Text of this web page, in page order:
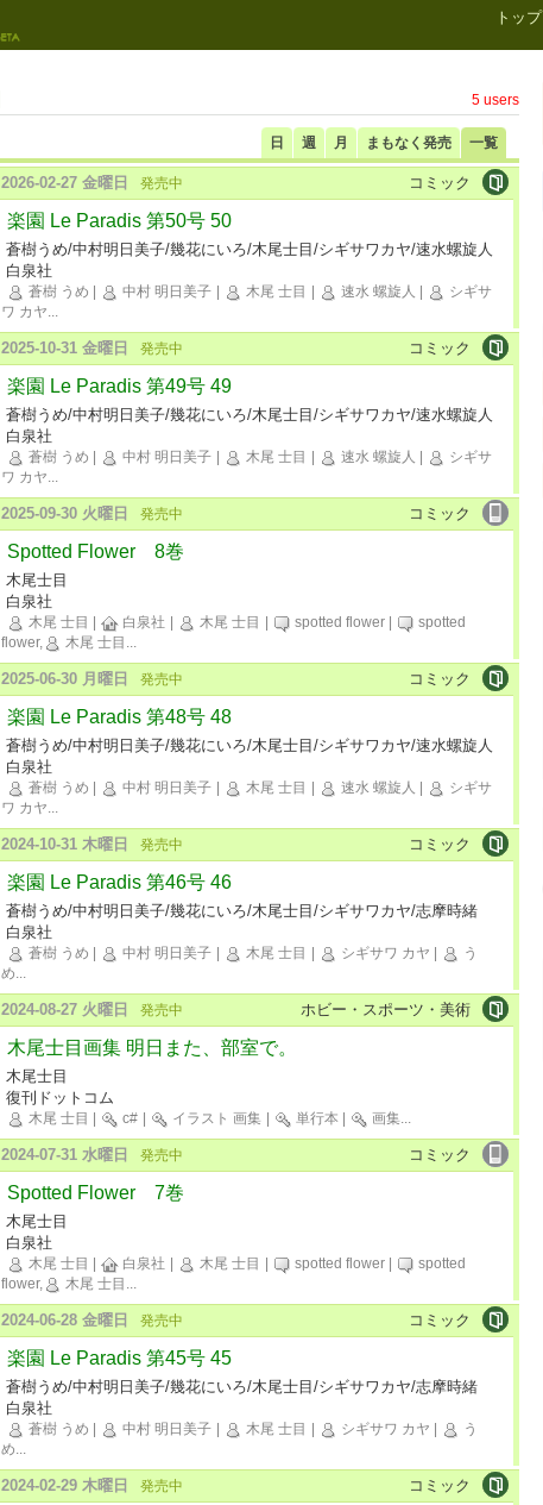
トップ
5 users
日 週 月 まもなく発売 一覧
コミック
2026-02-27 金曜日 発売中
楽園 Le Paradis 第50号 50
蒼樹うめ/中村明日美子/幾花にいろ/木尾士目/シギサワカヤ/速水螺旋人
白泉社
蒼樹 うめ 中村 明日美子 木尾 士目 速水 螺旋人
シギサ
ワ カヤ...
コミック
2025-10-31 金曜日 発売中
楽園 Le Paradis 第49号 49
蒼樹うめ/中村明日美子/幾花にいろ/木尾士目/シギサワカヤ/速水螺旋人
白泉社
蒼樹 うめ 中村 明日美子 木尾 士目 速水 螺旋人
シギサ
ワ カヤ...
コミック
2025-09-30 火曜日 発売中
Spotted Flower 8巻
木尾士目
白泉社
木尾 士目 白泉社 木尾 士目 spotted flower
spotted
flower,
木尾 士目 ...
コミック
2025-06-30 月曜日 発売中
楽園 Le Paradis 第48号 48
蒼樹うめ/中村明日美子/幾花にいろ/木尾士目/シギサワカヤ/速水螺旋人
白泉社
蒼樹 うめ 中村 明日美子 木尾 士目 速水 螺旋人
シギサ
ワ カヤ...
コミック
2024-10-31 木曜日 発売中
楽園 Le Paradis 第46号 46
蒼樹うめ/中村明日美子/幾花にいろ/木尾士目/シギサワカヤ/志摩時緒
白泉社
蒼樹 うめ 中村 明日美子 木尾 士目 シギサワ カヤ
う
め...
ホビー・スポーツ・美術
2024-08-27 火曜日 発売中
木尾士目画集 明日また、部室で。
木尾士目
復刊ドットコム
木尾 士目 c# イラスト 画集 単行本 画集...
コミック
2024-07-31 水曜日 発売中
Spotted Flower 7巻
木尾士目
白泉社
木尾 士目 白泉社 木尾 士目 spotted flower
spotted
flower,
木尾 士目 ...
コミック
2024-06-28 金曜日 発売中
楽園 Le Paradis 第45号 45
蒼樹うめ/中村明日美子/幾花にいろ/木尾士目/シギサワカヤ/志摩時緒
白泉社
蒼樹 うめ 中村 明日美子 木尾 士目 シギサワ カヤ
う
め...
コミック
2024-02-29 木曜日 発売中